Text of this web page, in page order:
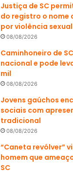
Justiça de SC
do registro o nome
por violência
08/08/2026
Caminhoneiro de
nacional e pode
mil
08/08/2026
Jovens gaúchos
sociais com
tradicional
08/08/2026
“Caneta revólver”
homem que
SC